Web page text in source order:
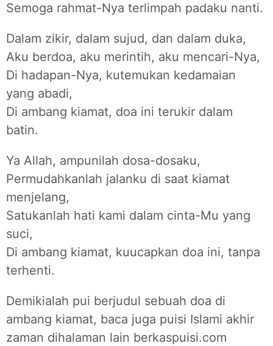
Semoga rahmat-Nya terlimpah padaku nanti.
Dalam zikir, dalam sujud, dan dalam duka,
Aku berdoa, aku merintih, aku mencari-Nya,
Di hadapan-Nya, kutemukan kedamaian
yang abadi,
Di ambang kiamat, doa ini terukir dalam
batin.
Ya Allah, ampunilah dosa-dosaku,
Permudahkanlah jalanku di saat kiamat
menjelang,
Satukanlah hati kami dalam cinta-Mu yang
suci,
Di ambang kiamat, kuucapkan doa ini, tanpa
terhenti.
Demikialah pui berjudul sebuah doa di
ambang kiamat, baca juga puisi Islami akhir
zaman dihalaman lain berkaspuisi.com